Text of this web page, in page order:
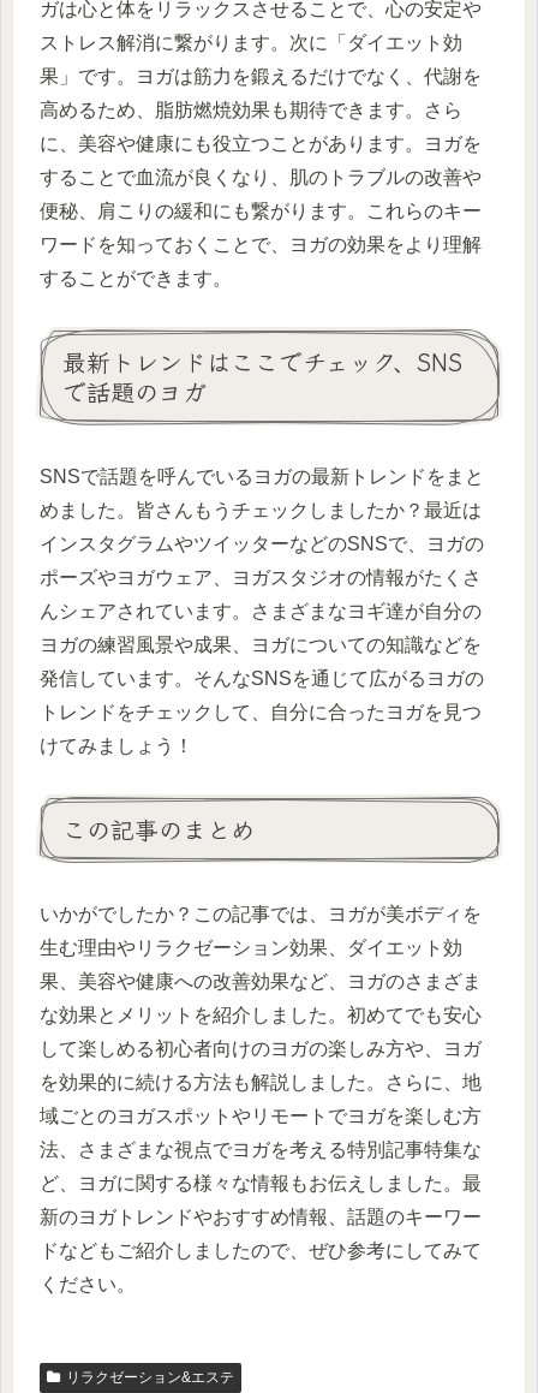
ガは心と体をリラックスさせることで、心の安定や
ストレス解消に繋がります。次に「ダイエット効
果」です。ヨガは筋力を鍛えるだけでなく、代謝を
高めるため、脂肪燃焼効果も期待できます。さら
に、美容や健康にも役立つことがあります。ヨガを
することで血流が良くなり、肌のトラブルの改善や
便秘、肩こりの緩和にも繋がります。これらのキー
ワードを知っておくことで、ヨガの効果をより理解
することができます。
最新トレンドはここでチェック、SNS
で話題のヨガ
SNSで話題を呼んでいるヨガの最新トレンドをまと
めました。皆さんもうチェックしましたか？最近は
インスタグラムやツイッターなどのSNSで、ヨガの
ポーズやヨガウェア、ヨガスタジオの情報がたくさ
んシェアされています。さまざまなヨギ達が自分の
ヨガの練習風景や成果、ヨガについての知識などを
発信しています。そんなSNSを通じて広がるヨガの
トレンドをチェックして、自分に合ったヨガを見つ
けてみましょう！
この記事のまとめ
いかがでしたか？この記事では、ヨガが美ボディを
生む理由やリラクゼーション効果、ダイエット効
果、美容や健康への改善効果など、ヨガのさまざま
な効果とメリットを紹介しました。初めてでも安心
して楽しめる初心者向けのヨガの楽しみ方や、ヨガ
を効果的に続ける方法も解説しました。さらに、地
域ごとのヨガスポットやリモートでヨガを楽しむ方
法、さまざまな視点でヨガを考える特別記事特集な
ど、ヨガに関する様々な情報もお伝えしました。最
新のヨガトレンドやおすすめ情報、話題のキーワー
ドなどもご紹介しましたので、ぜひ参考にしてみて
ください。
リラクゼーション&エステ